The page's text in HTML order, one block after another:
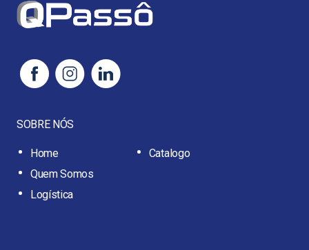
SOBRE NÓS
Home
Quem Somos
Logística
Catalogo